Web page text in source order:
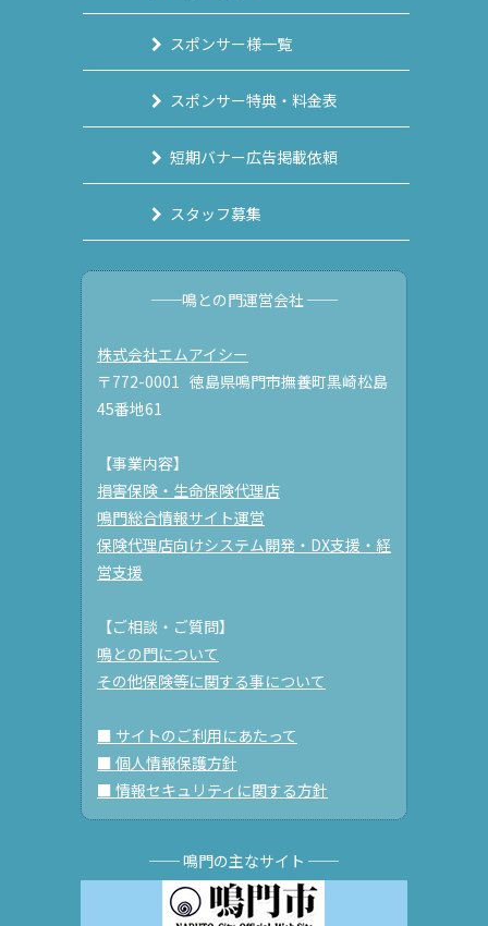
スポンサー様一覧
スポンサー特典・料金表
短期バナー広告掲載依頼
スタッフ募集
──鳴との門運営会社 ──
株式会社エムアイシー
〒772-0001 徳島県鳴門市撫養町黒崎松島
45番地61
【事業内容】
損害保険・生命保険代理店
鳴門総合情報サイト運営
保険代理店向けシステム開発・DX支援・経
営支援
【ご相談・ご質問】
鳴との門について
その他保険等に関する事について
■ サイトのご利用にあたって
■ 個人情報保護方針
■ 情報セキュリティに関する方針
── 鳴門の主なサイト ──